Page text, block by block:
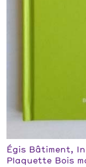
Égis Bâtiment,
Plaquette Bois